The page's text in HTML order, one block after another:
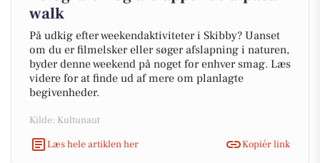
walk
På udkig efter weekendaktiviteter i Skibby? Uanset
om du er filmelsker eller søger afslapning i naturen,
byder denne weekend på noget for enhver smag. Læs
videre for at finde ud af mere om planlagte
begivenheder.
Kilde: Kultunaut
Læs hele artiklen her
Kopiér link